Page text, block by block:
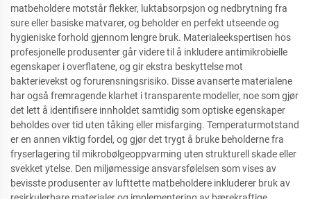
matbeholdere motstår flekker, luktabsorpsjon og nedbrytning fra
sure eller basiske matvarer, og beholder en perfekt utseende og
hygieniske forhold gjennom lengre bruk. Materialeekspertisen hos
profesjonelle produsenter går videre til å inkludere antimikrobielle
egenskaper i overflatene, og gir ekstra beskyttelse mot
bakterievekst og forurensningsrisiko. Disse avanserte materialene
har også fremragende klarhet i transparente modeller, noe som gjør
det lett å identifisere innholdet samtidig som optiske egenskaper
beholdes over tid uten tåking eller misfarging. Temperaturmotstand
er en annen viktig fordel, og gjør det trygt å bruke beholderne fra
fryserlagering til mikrobølgeoppvarming uten strukturell skade eller
svekket ytelse. Den miljømessige ansvarsfølelsen som vises av
bevisste produsenter av lufttette matbeholdere inkluderer bruk av